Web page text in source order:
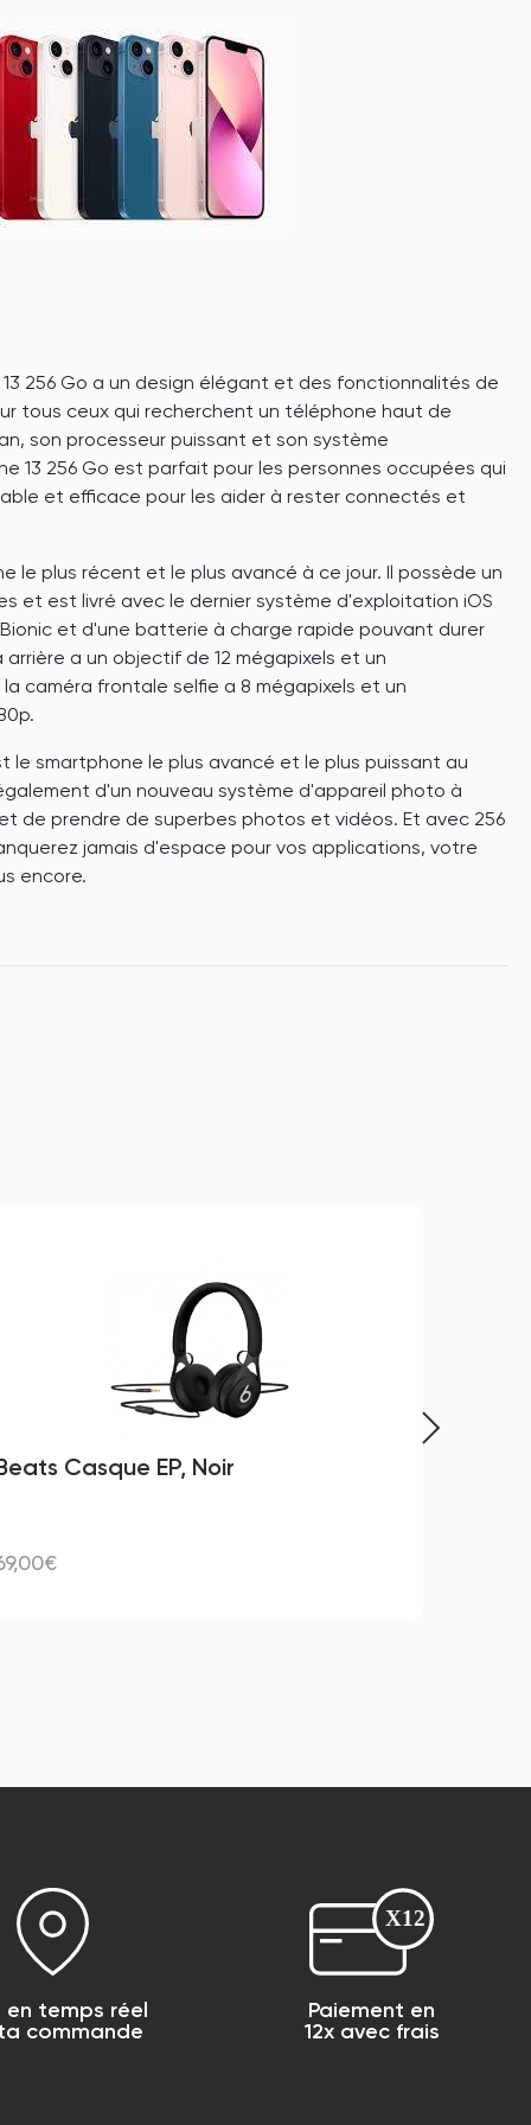
256 Go a un design élégant et des fonctionnalités de
tous ceux qui recherchent un téléphone haut de
son processeur puissant et son système
13 256 Go est parfait pour les personnes occupées qui
et efficace pour les aider à rester connectés et
le plus récent et le plus avancé à ce jour. Il possède un
et est livré avec le dernier système d'exploitation iOS
Bionic et d'une batterie à charge rapide pouvant durer
arrière a un objectif de 12 mégapixels et un
caméra frontale selfie a 8 mégapixels et un
le smartphone le plus avancé et le plus puissant au
d'un nouveau système d'appareil photo à
de prendre de superbes photos et vidéos. Et avec 256
jamais d'espace pour vos applications, votre
encore.
Casque EP, Noir
en temps réel
commande
Paiement en
12x avec frais